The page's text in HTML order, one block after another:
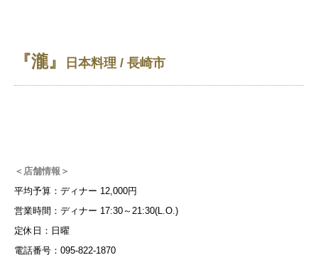
『瀧』 日本料理 / 長崎市
＜店舗情報＞
平均予算：ディナー 12,000円
営業時間：ディナー 17:30～21:30(L.O.)
定休日：日曜
電話番号：095-822-1870